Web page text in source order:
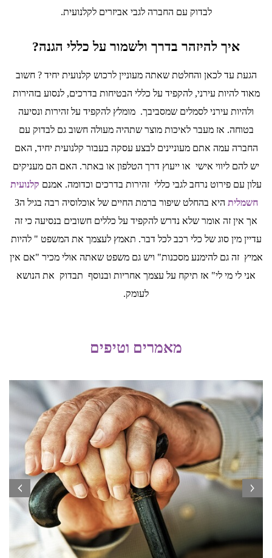
לבדוק עם החברה לגבי אביזרים לקלנועית.
איך להיזהר בדרך ולשמור על כללי הגנה?
הגעת עד לכאן והחלטת שאתה מעוניין לרכוש קלנועית יחיד ? חשוב
מאוד להיות עירני, להקפיד על כללי הבטיחות בדרכים, לנסוע בזהירות
ולהיות עירני לסמלים שמסביבך. מומלץ להקפיד על זהירות ונסיעה
בטוחה. אז מעבר לאיכות מוצר שתהיה מעולה חשוב גם לבדוק עם
החברה עמה אתם מעוניינים לבצע עסקה בעבור קלנועית יחיד, האם
יש להם ליווי אישי או ייעוץ דרך הטלפון או באתר. האם הם מעניקים
עלון עם פירוט נרחב לגבי כללי זהירות בדרכים וכדומה. אמנם קלנועית
חשמלית
היא בהחלט שיפור ברמת החיים של אוכלוסיה רבה בגיל ה3
אך אין זה אומר שלא נדרש להקפיד על כללים חשובים בנסיעה כי זה
עדיין מין סוג של כלי רכב לכל דבר. תאמץ לעצמך את המשפט " להיות
אמיץ זה גם להימנע מסכנות" ויש גם משפט שאתה אולי מכיר "אם אין
אני לי מי לי" אז תיקח על עצמך אחריות ובנוסף תבדוק את הנושא
לעומק.
מאמרים וטיפים
prev next